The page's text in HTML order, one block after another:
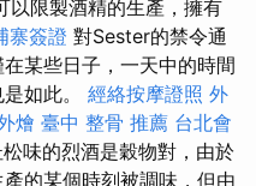
以限製酒精的生產，擁有
寨簽證 對Sester的禁令通
某些日子，一天中的時間
如此。 經絡按摩證照 外
燴 臺中 整骨 推薦 台北會
味的烈酒是穀物對，由於
的某個時刻被調味，但由